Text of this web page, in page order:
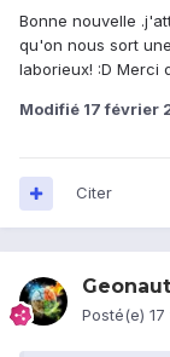
Bonne nouvelle
qu'on nous sort
laborieux! :D Merci
Modifié 17 février
Citer
Posté(e)